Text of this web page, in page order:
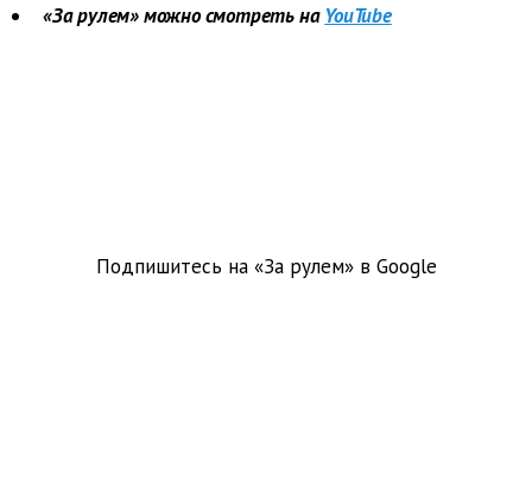
«За рулем» можно смотреть на YouTube
Подпишитесь на «За рулем» в Google